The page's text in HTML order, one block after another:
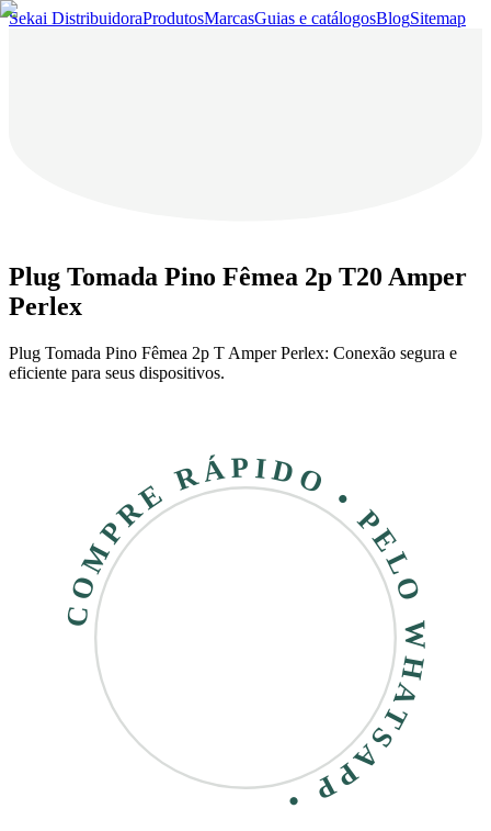
Sekai DistribuidoraProdutosMarcasGuias e catálogosBlogSitemap
Plug Tomada Pino Fêmea 2p T20 Amper
Perlex
Plug Tomada Pino Fêmea 2p T Amper Perlex: Conexão segura e
eficiente para seus dispositivos.
COMPRE RÁPIDO • PELO WHATSAPP •